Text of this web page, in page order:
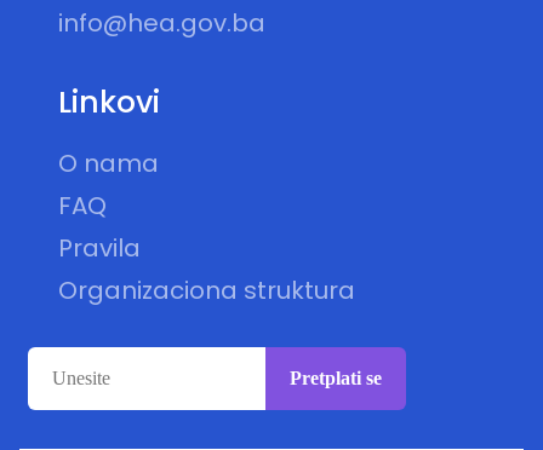
info@hea.gov.ba
Linkovi
O nama
FAQ
Pravila
Organizaciona struktura
Pretplati se